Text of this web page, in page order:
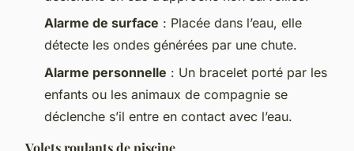
Alarme de surface : Placée dans l’eau, elle
détecte les ondes générées par une chute.
Alarme personnelle : Un bracelet porté par les
enfants ou les animaux de compagnie se
déclenche s’il entre en contact avec l’eau.
Volets roulants de piscine